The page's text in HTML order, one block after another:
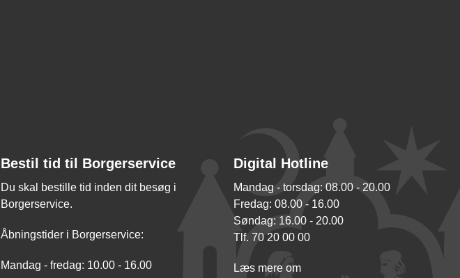
Bestil tid til Borgerservice
Du skal bestille tid inden dit besøg i
Borgerservice.
Åbningstider i Borgerservice:
Mandag - fredag: 10.00 - 16.00
Digital Hotline
Mandag - torsdag: 08.00 - 20.00
Fredag: 08.00 - 16.00
Søndag: 16.00 - 20.00
Tlf. 70 20 00 00
Læs mere om